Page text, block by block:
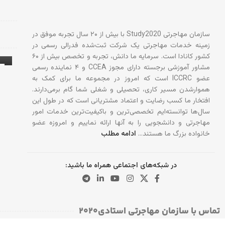
سازمان مهاجرتی Study2020 با بیش از ۲۰ سال تجربه موفق در
زمینه خدمات مهاجرتی یک شرکت ثبت‌شده فدرالی رسمی در
کشور کانادا است. سرمایه ما دانش، تجربه و تخصص بیش از ۶۰
مشاور آموزشی برجسته دارای مجوز CCEA و ۴ نماینده رسمی
عضو ICCRC است که امروز در مجموعه ما برای کمک به
هموارشدن مسیر کاری، تحصیلی و شغلی شما گام برمی‌دارند.
افتخار ما کسب رضایت و اعتماد مشتریانی است که در طول این
سال‌ها توانسته‌ایم تخصصی‌ترین و باکیفیت‌ترین خدمات امور
مهاجرتی و دانشجویی را به آنها ارائه نماییم و امروزه عضو
خانواده بزرگ ما هستند… ادامه مطلب
در شبکه‌های اجتماعی همراه ما باشید:
تماس با سازمان مهاجرتی استادی۲۰۲۰​